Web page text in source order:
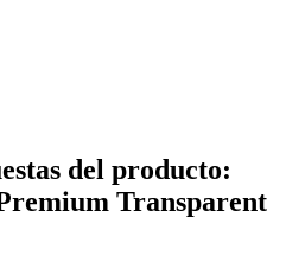
del producto:
Transparent